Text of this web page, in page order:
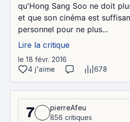
qu'Hong Sang Soo ne doit
et que son cinéma est
personnel pour ne plus...
Lire la critique
le 18 févr. 2016
4 j'aime
678
7
pierreAfeu
856 critiques